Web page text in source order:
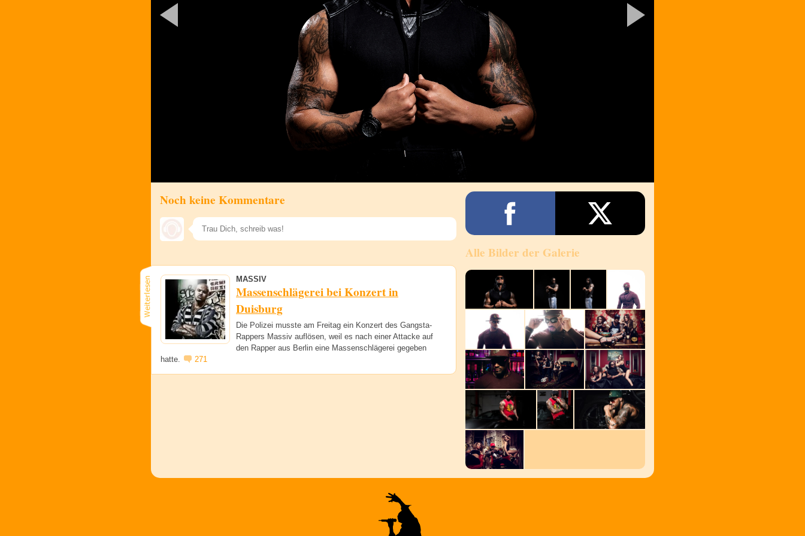
Noch keine Kommentare
MASSIV
Massenschlägerei bei Konzert in
Duisburg
Die Polizei musste am Freitag ein Konzert des Gangsta-
Rappers Massiv auflösen, weil es nach einer Attacke auf
den Rapper aus Berlin eine Massenschlägerei gegeben
hatte.
271
Alle Bilder der Galerie